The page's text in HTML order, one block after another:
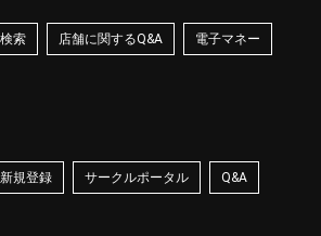
索 店舗に関するQ&A 電子マネー
新規登録 サークルポータル Q&A